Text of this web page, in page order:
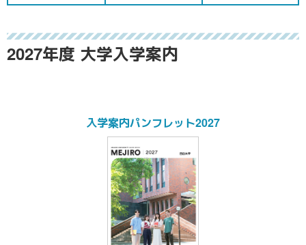
2027年度 大学入学案内
入学案内パンフレット2027